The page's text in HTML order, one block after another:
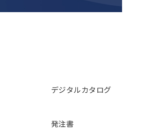
デジタルカタログ
発注書